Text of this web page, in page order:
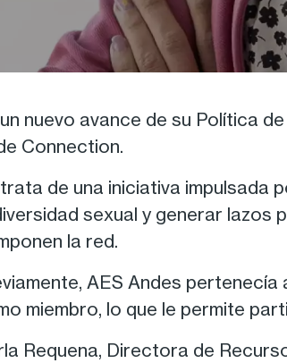
nuevo avance de su Política
Connection.
de una iniciativa impulsada
sexual y generar lazos
la red.
AES Andes
miembro, lo que le permite
Requena, Directora de